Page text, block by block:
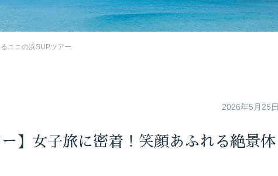
ユニの浜SUPツアー
2026年5月25日
】女子旅に密着！笑顔あふれる絶景体